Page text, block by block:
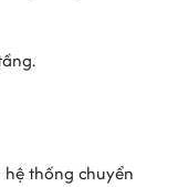
thống chuyển